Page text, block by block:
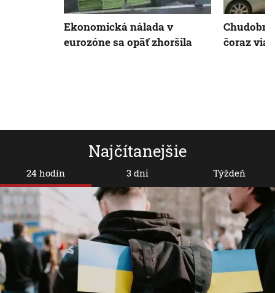
Najčítanejšie
24 hodín 3 dni Týždeň
Ekonomická nálada v
eurozóne sa opäť zhoršila
čoraz